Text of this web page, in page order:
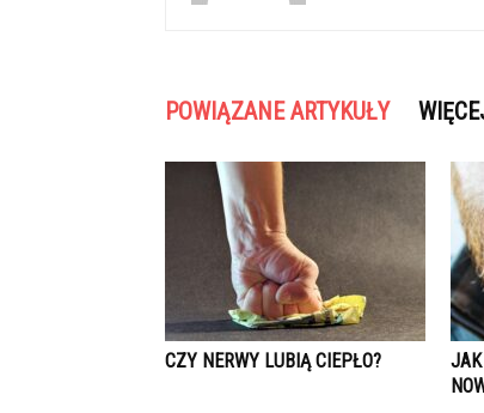
POWIĄZANE ARTYKUŁY
CZY NERWY LUBIĄ CIEPŁO?
JAK